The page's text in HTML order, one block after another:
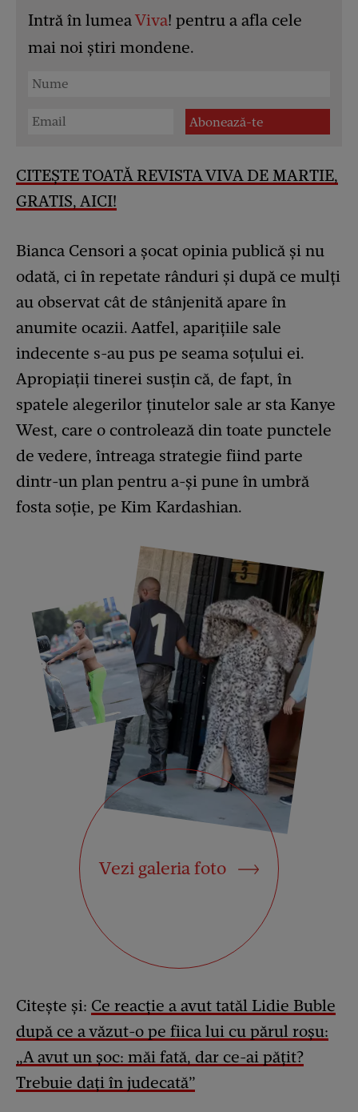
Intră în lumeaViva! pentru a afla cele
mai noi știri mondene.
CITEȘTE TOATĂ REVISTA VIVA DE MARTIE,
GRATIS, AICI!
Bianca Censori a șocat opinia publică și nu
odată, ci în repetate rânduri și după ce mulți
au observat cât de stânjenită apare în
anumite ocazii. Aatfel, aparițiile sale
indecente s-au pus pe seama soțului ei.
Apropiații tinerei susțin că, de fapt, în
spatele alegerilor ținutelor sale ar sta Kanye
West, care o controlează din toate punctele
de vedere, întreaga strategie fiind parte
dintr-un plan pentru a-și pune în umbră
fosta soție, pe Kim Kardashian.
Vezi galeria foto
Citește și: Ce reacție a avut tatăl Lidie Buble
după ce a văzut-o pe fiica lui cu părul roșu:
„A avut un șoc: măi fată, dar ce-ai pățit?
Trebuie dați în judecată”